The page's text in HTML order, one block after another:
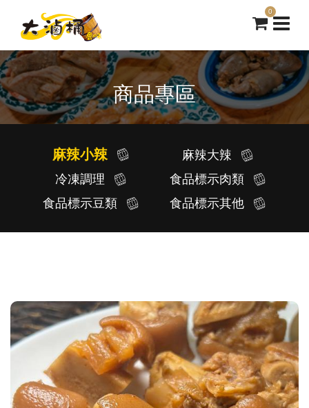
0
商品專區
麻辣小辣
麻辣大辣
冷凍調理
食品標示肉類
食品標示豆類
食品標示其他